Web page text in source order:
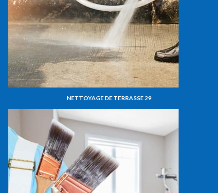
NETTOYAGE DE TERRASSE 29